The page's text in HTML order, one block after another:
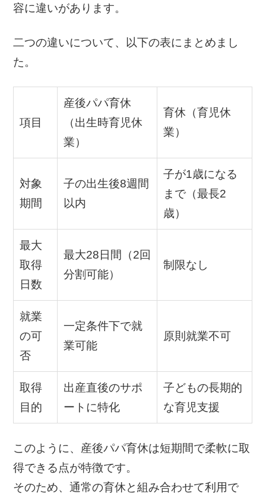
容に違いがあります。
二つの違いについて、以下の表にまとめまし
た。
項目
産後パパ育休
（出生時育児休
業）
育休（育児休
業）
対象
期間
子の出生後8週間
以内
子が1歳になる
まで（最長2
歳）
最大
取得
日数
最大28日間（2回
分割可能）
制限なし
就業
の可
否
一定条件下で就
業可能
原則就業不可
取得
目的
出産直後のサポ
ートに特化
子どもの長期的
な育児支援
このように、産後パパ育休は短期間で柔軟に取
得できる点が特徴です。
そのため、通常の育休と組み合わせて利用で